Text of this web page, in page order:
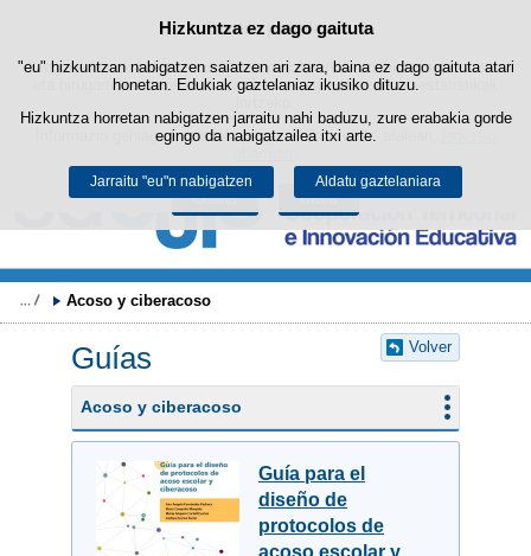
Cookie politika
Webgune honek berezko cookie-ak erabiltzen ditu nabigazioa errazteko
eta hirugarrenen cookie-ak erabilera- eta gogobetetasun-estatistikak
Informazio gehiago lor dezakezu gure "Cookie-ak" atalean,
Onartu Ukatu
Hizkuntza ez dago gaituta
"eu" hizkuntzan nabigatzen saiatzen ari zara, baina ez dago gaituta atari
honetan. Edukiak gaztelaniaz ikusiko dituzu.
Hizkuntza horretan nabigatzen jarraitu nahi baduzu, zure erabakia gorde
egingo da nabigatzailea itxi arte.
Jarraitu "eu"n nabigatzen Aldatu gaztelaniara
Edukira salto egin
Acoso y ciberacoso
Volver
Guías
Acoso y ciberacoso
Guía para el
diseño de
protocolos de